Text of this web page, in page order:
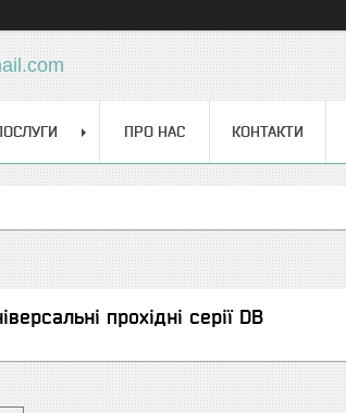
ПРО НАС КОНТАКТИ
прохідні серії DB